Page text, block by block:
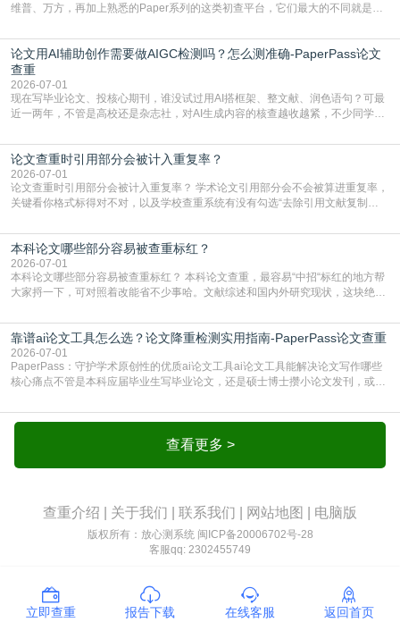
维普、万方，再加上熟悉的Paper系列的这类初查平台，它们最大的不同就是数
查数值误导。知网（CNKI）是学校定稿检测的绝对主流。本科用PMLC，含大学
生联合比对库，能比历届学长论文，硕博用VIP/TMLC，含学术论文联合比对
库，期刊投稿用AMLMC/SML
论文用AI辅助创作需要做AIGC检测吗？怎么测准确-PaperPass论文
查重
2026-07-01
现在写毕业论文、投核心期刊，谁没试过用AI搭框架、整文献、润色语句？可最
近一两年，不管是高校还是杂志社，对AI生成内容的核查越收越紧，不少同学投
真的太亏。提前做AIGC检测，已经成了很多过来人交稿前必做的一步。为什么
AIGC检测成了论文答辩投稿前的必备项？可能还有不少人觉得，我就用AI搭了个
框架，内容都是自己写的，至于做AIG
论文查重时引用部分会被计入重复率？
2026-07-01
论文查重时引用部分会被计入重复率？ 学术论文引用部分会不会被算进重复率，
关键看你格式标得对不对，以及学校查重系统有没有勾选“去除引用文献复制
独占一行，每条文献用[1][2]方括号编号、与正文一一对应，著录项符合GB/T
7714（作者、题名、刊名、年、卷期、页码齐全，标点用半角）；查重系统识别
成功后通常把这段标为引用，
本科论文哪些部分容易被查重标红？
2026-07-01
本科论文哪些部分容易被查重标红？ 本科论文查重，最容易“中招“标红的地方帮
大家捋一下，可对照着改能省不少事哈。文献综述和国内外研究现状，这块绝对
乎一模一样的话，你要是直接复制百度百科、教材或别人写好的综述段落，系统
一抓一个准，整段飘红。研究背景、意义和方法描述也是不可避免，比如“本文采
用问卷调查法““运用SPSS软件进行数据分
靠谱ai论文工具怎么选？论文降重检测实用指南-PaperPass论文查重
2026-07-01
PaperPass：守护学术原创性的优质ai论文工具ai论文工具能解决论文写作哪些
核心痛点不管是本科应届毕业生写毕业论文，还是硕士博士攒小论文发刊，或是
自己逐句读逐句改，熬好几个大夜不说，还经常改不到点上，交上去才发现重复
率超标，再返工太折腾。现在有了成熟的ai论文工具，这些痛点基本都能高效解
决。靠谱的ai论文工具，不止能帮你梳查看更多 >
查重介绍 关于我们 联系我们 网站地图 电脑版
版权所有：放心测系统 闽ICP备20006702号-28
客服qq: 2302455749
立即查重 报告下载 在线客服 返回首页